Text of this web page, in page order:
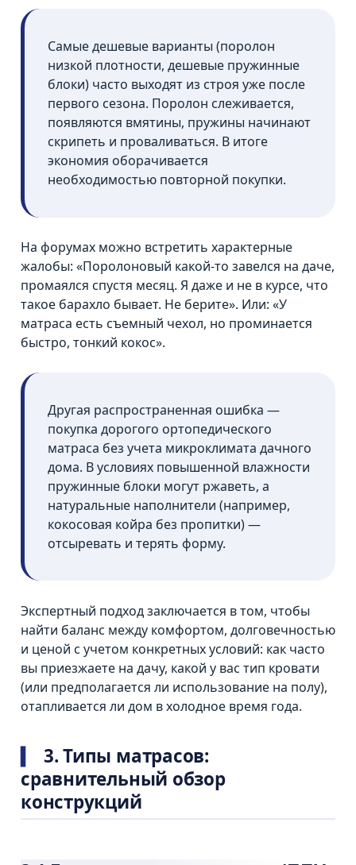
Самые дешевые варианты (поролон
низкой плотности, дешевые пружинные
блоки) часто выходят из строя уже после
первого сезона. Поролон слеживается,
появляются вмятины, пружины начинают
скрипеть и проваливаться. В итоге
экономия оборачивается
необходимостью повторной покупки.
На форумах можно встретить характерные
жалобы: «Поролоновый какой-то завелся на даче,
промаялся спустя месяц. Я даже и не в курсе, что
такое барахло бывает. Не берите». Или: «У
матраса есть съемный чехол, но проминается
быстро, тонкий кокос».
Другая распространенная ошибка —
покупка дорогого ортопедического
матраса без учета микроклимата дачного
дома. В условиях повышенной влажности
пружинные блоки могут ржаветь, а
натуральные наполнители (например,
кокосовая койра без пропитки) —
отсыревать и терять форму.
Экспертный подход заключается в том, чтобы
найти баланс между комфортом, долговечностью
и ценой с учетом конкретных условий: как часто
вы приезжаете на дачу, какой у вас тип кровати
(или предполагается ли использование на полу),
отапливается ли дом в холодное время года.
3. Типы матрасов:
сравнительный обзор
конструкций